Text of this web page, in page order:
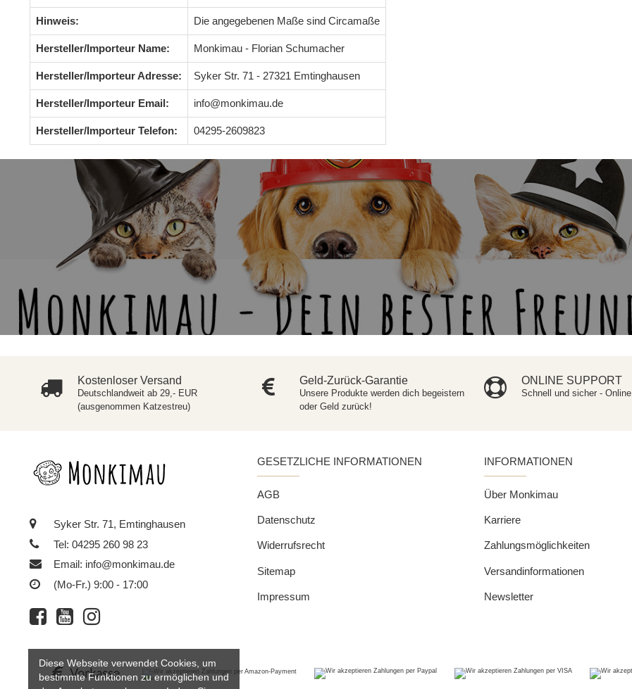
Hinweis: Die angegebenen Maße sind Circamaße
Hersteller/Importeur Name: Monkimau - Florian Schumacher
Hersteller/Importeur Adresse: Syker Str. 71 - 27321 Emtinghausen
Hersteller/Importeur Email: info@monkimau.de
Hersteller/Importeur Telefon: 04295-2609823
Kostenloser Versand
Deutschlandweit ab 29,- EUR
(ausgenommen Katzestreu)
Geld-Zurück-Garantie
Unsere Produkte werden dich begeistern
oder Geld zurück!
ONLINE SUPPORT
Schnell und sicher - Online
Syker Str. 71, Emtinghausen
Tel: 04295 260 98 23
Email: info@monkimau.de
(Mo-Fr.) 9:00 - 17:00
GESETZLICHE INFORMATIONEN
AGB
Datenschutz
Widerrufsrecht
Sitemap
Impressum
INFORMATIONEN
Über Monkimau
Karriere
Zahlungsmöglichkeiten
Versandinformationen
Newsletter
Diese Webseite verwendet Cookies, um
bestimmte Funktionen zu ermöglichen und